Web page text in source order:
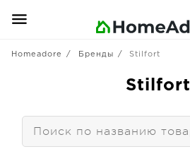
Homeadore Бренды Stilfort
Stilfort